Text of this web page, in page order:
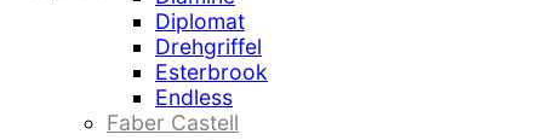
Diplomat
Drehgriffel
Esterbrook
Endless
Faber Castell